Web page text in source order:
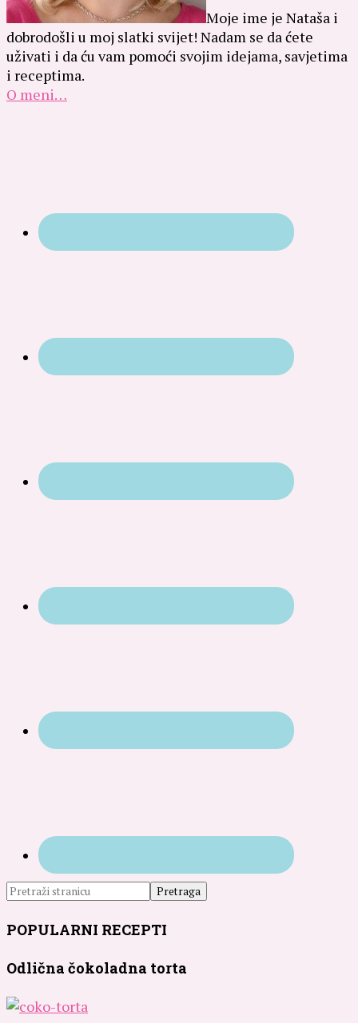
Moje ime je Nataša i
dobrodošli u moj slatki svijet! Nadam se da ćete
uživati i da ću vam pomoći svojim idejama, savjetima
i receptima.
O meni…
POPULARNI RECEPTI
Odlična čokoladna torta